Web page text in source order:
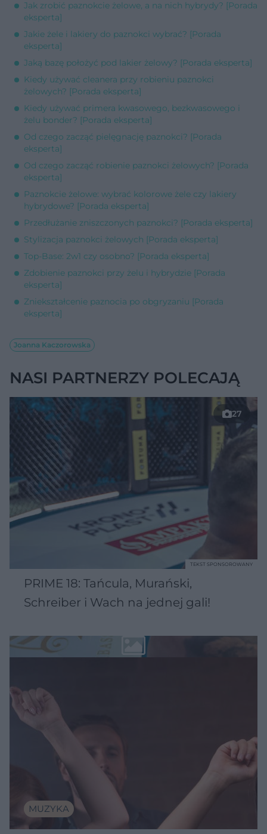
Jak zrobić paznokcie żelowe, a na nich hybrydy? [Porada
eksperta]
Jakie żele i lakiery do paznokci wybrać? [Porada
eksperta]
Jaką bazę położyć pod lakier żelowy? [Porada eksperta]
Kiedy używać cleanera przy robieniu paznokci
żelowych? [Porada eksperta]
Kiedy używać primera kwasowego, bezkwasowego i
żelu bonder? [Porada eksperta]
Od czego zacząć pielęgnację paznokci? [Porada
eksperta]
Od czego zacząć robienie paznokci żelowych? [Porada
eksperta]
Paznokcie żelowe: wybrać kolorowe żele czy lakiery
hybrydowe? [Porada eksperta]
Przedłużanie zniszczonych paznokci? [Porada eksperta]
Stylizacja paznokci żelowych [Porada eksperta]
Top-Base: 2w1 czy osobno? [Porada eksperta]
Zdobienie paznokci przy żelu i hybrydzie [Porada
eksperta]
Zniekształcenie paznocia po obgryzaniu [Porada
eksperta]
Joanna Kaczorowska
NASI PARTNERZY POLECAJĄ
27
PRIME 18: Tańcula, Murański,
Schreiber i Wach na jednej gali!
TEKST SPONSOROWANY
MUZYKA